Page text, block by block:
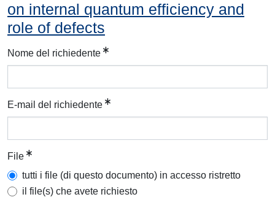
on internal quantum efficiency and
role of defects
Nome del richiedente
E-mail del richiedente
File
tutti i file (di questo documento) in accesso ristretto
il file(s) che avete richiesto